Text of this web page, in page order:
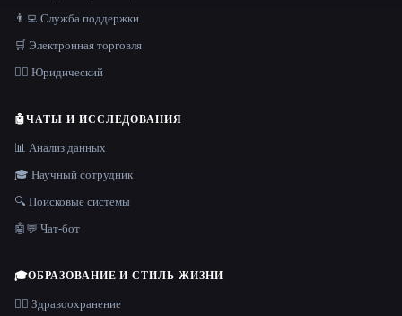
👨‍💻 Служба поддержки
🛒 Электронная торговля
👩‍⚖️ Юридический
🤖ЧАТЫ И ИССЛЕДОВАНИЯ
📊 Анализ данных
🎓 Научный сотрудник
🔍 Поисковые системы
🤖💬 Чат-бот
🎓ОБРАЗОВАНИЕ И СТИЛЬ ЖИЗНИ
👩‍⚕️ Здравоохранение